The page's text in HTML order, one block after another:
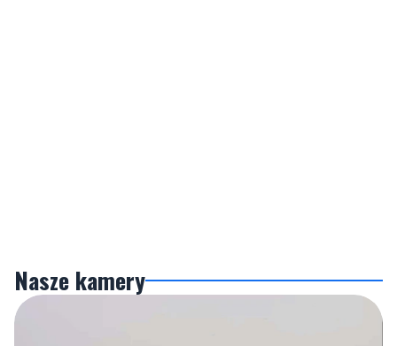
Nasze kamery